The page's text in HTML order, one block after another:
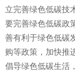
立完善绿色低碳技
要完善绿色低碳政
善有利于绿色低碳
购等政策，加快推
倡导绿色低碳生活